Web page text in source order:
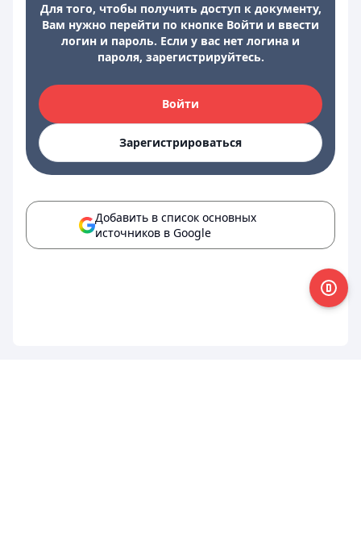
Для того, чтобы получить доступ к документу,
Вам нужно перейти по кнопке Войти и ввести
логин и пароль. Если у вас нет логина и
пароля, зарегистрируйтесь.
Войти
Зарегистрироваться
Добавить в список основных
источников в Google